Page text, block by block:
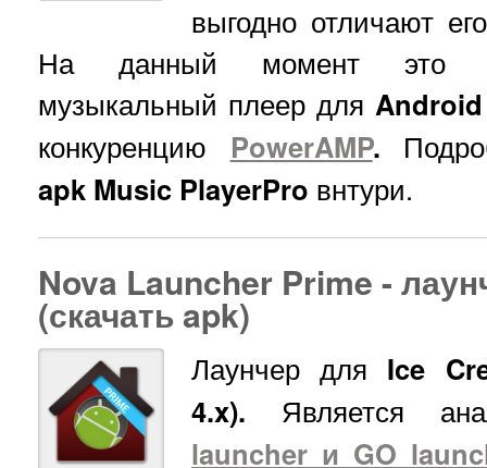
выгодно отличают
На данный момент это
музыкальный плеер для Android
конкуренцию PowerAMP.
apk Music PlayerPro внтури.
Nova Launcher Prime -
(скачать apk)
Лаунчер для Ice
4.x). Является
launcher и GO